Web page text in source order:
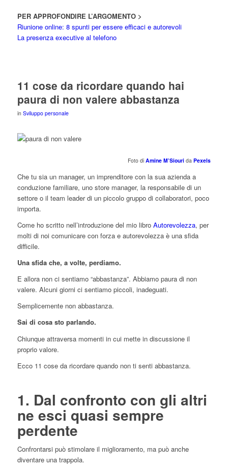
PER APPROFONDIRE L’ARGOMENTO >
Riunione online: 8 spunti per essere efficaci e autorevoli
La presenza executive al telefono
11 cose da ricordare quando hai
paura di non valere abbastanza
in Sviluppo personale
Foto diAmine M’Siouri daPexels
Che tu sia un manager, un imprenditore con la sua azienda a
conduzione familiare, uno store manager, la responsabile di un
settore o il team leader di un piccolo gruppo di collaboratori, poco
importa.
Come ho scritto nell’introduzione del mio libro Autorevolezza, per
molti di noi comunicare con forza e autorevolezza è una sfida
difficile.
Una sfida che, a volte, perdiamo.
E allora non ci sentiamo “abbastanza”. Abbiamo paura di non
valere. Alcuni giorni ci sentiamo piccoli, inadeguati.
Semplicemente non abbastanza.
Sai di cosa sto parlando.
Chiunque attraversa momenti in cui mette in discussione il
proprio valore.
Ecco 11 cose da ricordare quando non ti senti abbastanza.
1. Dal confronto con gli altri
ne esci quasi sempre
perdente
Confrontarsi può stimolare il miglioramento, ma può anche
diventare una trappola.